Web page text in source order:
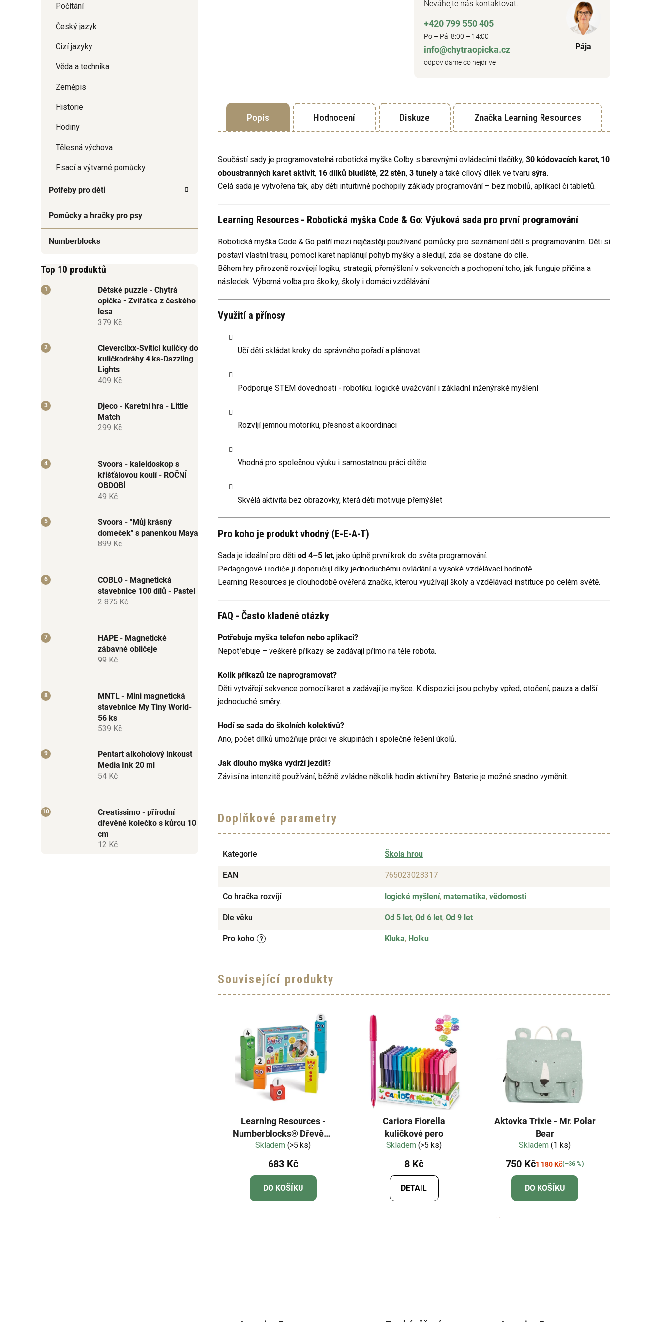
Počítání
Český jazyk
Cizí jazyky
Věda a technika
Zeměpis
Historie
Hodiny
Tělesná výchova
Psací a výtvarné pomůcky
Potřeby pro děti
Pomůcky a hračky pro psy
Numberblocks
Top 10 produktů
Dětské puzzle - Chytrá
opička - Zvířátka z českého
lesa
379 Kč
Cleverclixx-Svítící kuličky do
kuličkodráhy 4 ks-Dazzling
Lights
409 Kč
Djeco - Karetní hra - Little
Match
299 Kč
Svoora - kaleidoskop s
křišťálovou koulí - ROČNÍ
OBDOBÍ
49 Kč
Svoora - "Můj krásný
domeček" s panenkou Maya
899 Kč
COBLO - Magnetická
stavebnice 100 dílů - Pastel
2 875 Kč
HAPE - Magnetické
zábavné obličeje
99 Kč
MNTL - Mini magnetická
stavebnice My Tiny World-
56 ks
539 Kč
Pentart alkoholový inkoust
Media Ink 20 ml
54 Kč
Creatissimo - přírodní
dřevěné kolečko s kůrou 10
cm
12 Kč
Neváhejte nás kontaktovat.
+420 799 550 405
Po – Pá 8:00 – 14:00
info@chytraopicka.cz
odpovídáme co nejdříve
Pája
Popis Hodnocení Diskuze Značka Learning Resources
Součástí sady je programovatelná robotická myška Colby s barevnými ovládacími tlačítky, 30 kódovacích karet, 10
oboustranných karet aktivit, 16 dílků bludiště, 22 stěn, 3 tunely a také cílový dílek ve tvaru sýra.
Celá sada je vytvořena tak, aby děti intuitivně pochopily základy programování – bez mobilů, aplikací či tabletů.
Learning Resources - Robotická myška Code & Go: Výuková sada pro první programování
Robotická myška Code & Go patří mezi nejčastěji používané pomůcky pro seznámení dětí s programováním. Děti si
postaví vlastní trasu, pomocí karet naplánují pohyb myšky a sledují, zda se dostane do cíle.
Během hry přirozeně rozvíjejí logiku, strategii, přemýšlení v sekvencích a pochopení toho, jak funguje příčina a
následek. Výborná volba pro školky, školy i domácí vzdělávání.
Využití a přínosy
Učí děti skládat kroky do správného pořadí a plánovat
Podporuje STEM dovednosti - robotiku, logické uvažování i základní inženýrské myšlení
Rozvíjí jemnou motoriku, přesnost a koordinaci
Vhodná pro společnou výuku i samostatnou práci dítěte
Skvělá aktivita bez obrazovky, která děti motivuje přemýšlet
Pro koho je produkt vhodný (E-E-A-T)
Sada je ideální pro děti od 4–5 let, jako úplně první krok do světa programování.
Pedagogové i rodiče ji doporučují díky jednoduchému ovládání a vysoké vzdělávací hodnotě.
Learning Resources je dlouhodobě ověřená značka, kterou využívají školy a vzdělávací instituce po celém světě.
FAQ - Často kladené otázky
Potřebuje myška telefon nebo aplikaci?
Nepotřebuje – veškeré příkazy se zadávají přímo na těle robota.
Kolik příkazů lze naprogramovat?
Děti vytvářejí sekvence pomocí karet a zadávají je myšce. K dispozici jsou pohyby vpřed, otočení, pauza a další
jednoduché směry.
Hodí se sada do školních kolektivů?
Ano, počet dílků umožňuje práci ve skupinách i společné řešení úkolů.
Jak dlouho myška vydrží jezdit?
Závisí na intenzitě používání, běžně zvládne několik hodin aktivní hry. Baterie je možné snadno vyměnit.
Doplňkové parametry
Kategorie Škola hrou
EAN 765023028317
Co hračka rozvíjí logické myšlení, matematika, vědomosti
Dle věku Od 5 let, Od 6 let, Od 9 let
?
Pro koho Kluka, Holku
Související produkty
Learning Resources -
Numberblocks® Dřevěné
kostky od jedné do pěti
Skladem(>5 ks)
683 Kč
DO KOŠÍKU
Cariora Fiorella
kuličkové pero
Skladem(>5 ks)
8 Kč
DETAIL
Aktovka Trixie - Mr. Polar
Bear
Skladem(1 ks)
750 Kč1 180 Kč(–36 %)
DO KOŠÍKU